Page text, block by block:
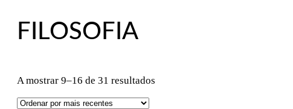
FILOSOFIA
A mostrar 9–16 de 31 resultados